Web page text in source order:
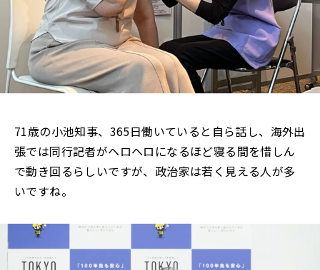
71歳の小池知事、365日働いていると自ら話し、海外出
張では同行記者がヘロヘロになるほど寝る間を惜しん
で動き回るらしいですが、政治家は若く見える人が多
いですね。